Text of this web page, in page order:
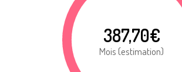
387,70€
Mois (estimation)